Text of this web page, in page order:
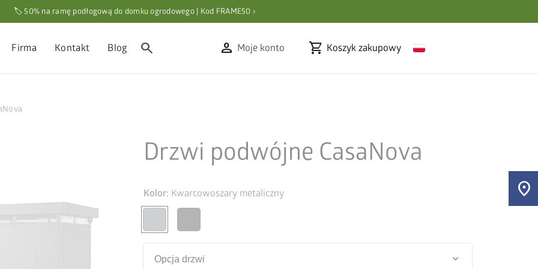
🏷️ 50% na ramę podłogową do domku ogrodowego | Kod FRAME50 ›
Firma Kontakt Blog search person Moje konto shopping_cart Koszyk zakupowy
Drzwi podwójne CasaNova
Kolor: Kwarcowoszary metaliczny
Opcja drzwi keyboard_arrow_down
location_on